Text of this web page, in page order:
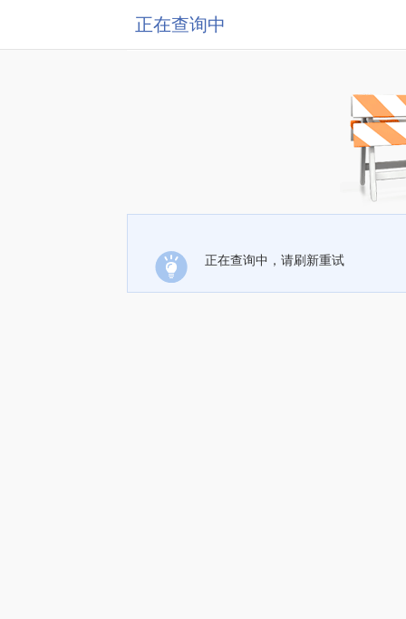
正在查询中
正在查询中，请刷新重试